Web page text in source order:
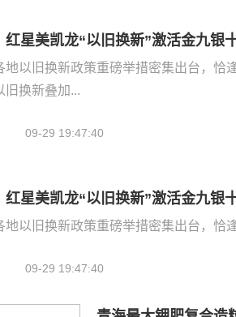
红星美凯龙“以旧换新”激活金九银
地以旧换新政策重磅举措密集出台，恰
旧换新叠加...
09-29 19:47:40
红星美凯龙“以旧换新”激活金九银
地以旧换新政策重磅举措密集出台，恰
09-29 19:47:40